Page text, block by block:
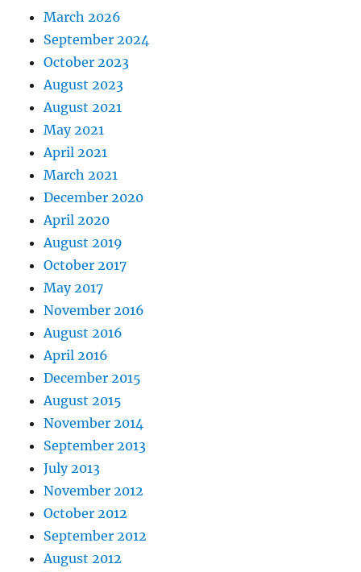
March 2026
September 2024
October 2023
August 2023
August 2021
May 2021
April 2021
March 2021
December 2020
April 2020
August 2019
October 2017
May 2017
November 2016
August 2016
April 2016
December 2015
August 2015
November 2014
September 2013
July 2013
November 2012
October 2012
September 2012
August 2012